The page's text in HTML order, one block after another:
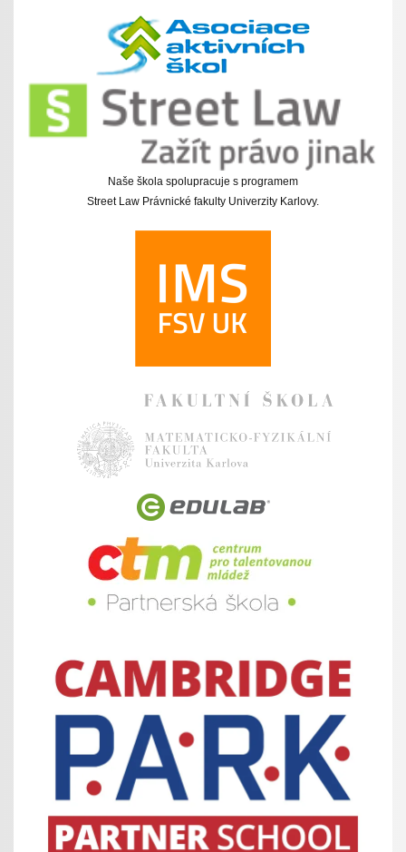
Naše škola spolupracuje s programem
Street Law Právnické fakulty Univerzity Karlovy.